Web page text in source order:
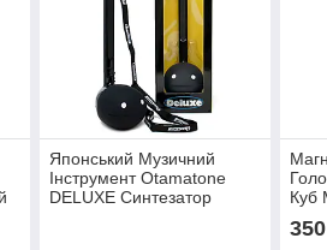
Японський Музичний
Інструмент Otamatone
DELUXE Синтезатор
Куб
350